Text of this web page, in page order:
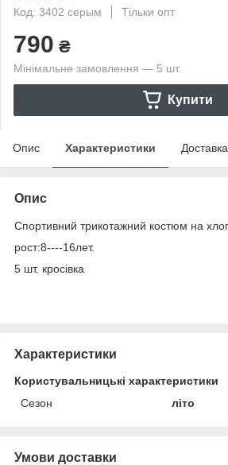
Код: 3402 серым
Тільки опт
790 ₴
Мінімальне замовлення — 5 шт.
Купити
Опис Характеристики Доставка
Опис
Спортивний трикотажний костюм на
рост:8----16лет.
5 шт. кросівка
Характеристики
Користувальницькі характеристики
Сезон
літо
Умови доставки